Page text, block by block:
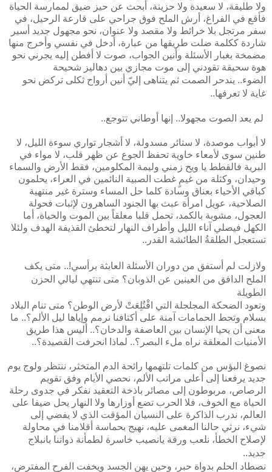
ولا طليقة، لا سعيدة ولا حزينة، أبحث عن حيز ضيق لممارسة الحياة
فأقع في الفراغ، أرش الملح فوق جراحي على قارعة الرحيل، في
سفر مرتجل بلا خرائط ولا مقصد ولا عنوان، نحو مجهول جديد أسير
شاردة ككلمة ضلت طريقها من عبارة، أدخل في نفسي وأخرج منها
مضمخة بغبار الأسئلة وأنين الجواب، صوت لا أفطن إليه يجرني نحو
هوة سحيقة تقودني إلى موت مجازي بين دهاليز شحيحة
الضوء.. يندحر الصمت ثم يتناهى إليّ أنين أرواح ثكلى تركض نحو
غاية لا تعرفها..
لم يعد الصوت مجهولا.. إنها أوطاني تتوجع..
لا أبواب موصدة، لا ستائر مسدولة، لا أشجار تواري سوءة الليل، لا
طنين سوى لأمعاء خاوية تحفظ الجوع عن ظهر قلب، لا مواء في
البرية فالقطط يا ويح زمني وليمة المكلومين، فقط الأرض والسماء
وحيدان، وكثلة من غيمٍ غطت الصبية النائمين في العراء، يحلمون
كباقي الأحياء بعناق وسادة كلما حل المساء وسترة غير منتهية
الصلاحية، عويل امرأة عبث بها الجنود الساهرون لإثبات فحولة
العجول، مشوبة بالكمد، تحمل قلبا معلقاً بين الموت والحياة، أما
الكهل فيصلي آناء الليل وأطراف النهار لتخطئ القذيفة الهدف ولئلا
تستعجل الطلقةُ الطائشة القدر..
ولازلت لم أستفق من دوران الأسئلة العابثة برأسي!.. متى يكف
الملح الدافق من العينين عن الذوبان؟ متى تنتهي ليالي الحزن
الطويلة
وتعود الضحكة المجلجلة التي اقْتُلِعَتْ لأرض الوطن؟ متى تنام البلاد
بسلام وتحط الحمامات آمنة على أكتافنا نرمم وإياها ليل الألم؟.. ما
معنى أن يحيا الإنسان بين العاصفة والدخان؟.. أليس هذا طريق
الأمنيات المعلقة نراه ملء البصر؟.. لماذا انحرفت القصيدة؟..
نصوغ البؤس من كلمات تلتهمها رائحة الدم المتخثر، ننتظر ولوج يوم
جديد يرفعنا إلى أعلى مراتب الألم، نحصي الأيام وفق تقويم
الرصاص، مربوطون إلى مصائر باذخة التعقيد نفكر في جدوى رحلة
الحياة مع الخوف، فلا الحرب تضع أوزارها ولا النهار يحل ضيفا على
العالم، ندرب الذاكرة على النسيان المؤقت الذي لا يفضي إلى
شيء، نرثي حالنا المغمى عليه، نهيج بحماسة أقلامنا في محاولة
لإصلاح الخطأ، نلعب ورقة يانصيب خاسرة لطمأنة ذواتنا بانبلاج
جديد..
نصطاد الحلم بدواة حبر، وحين يهن الجسد ويخفت الفرح المفترض،